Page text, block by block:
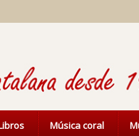
Música coral